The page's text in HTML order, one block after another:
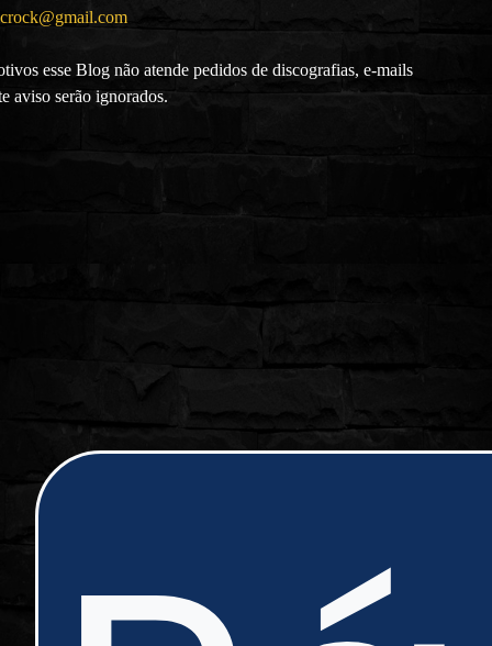
esse Blog não atende pedidos de discografias, e-mails
aviso serão ignorados.